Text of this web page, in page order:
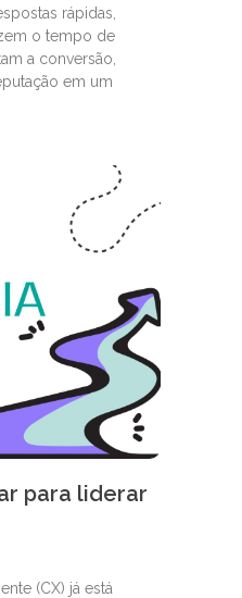
rápidas,
o tempo de
a conversão,
em um
para liderar
(CX) já está